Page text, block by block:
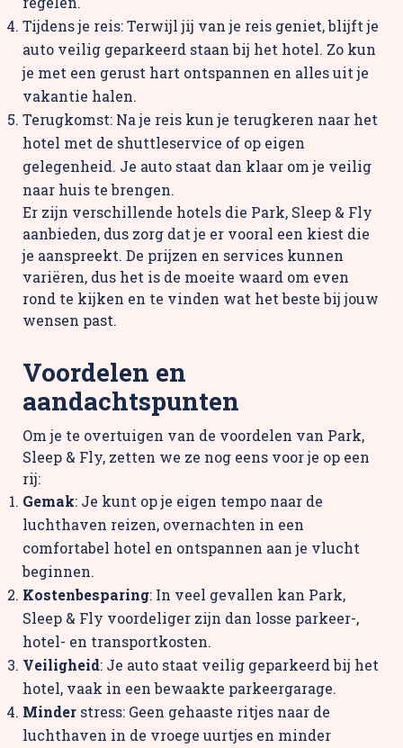
Tijdens je reis: Terwijl jij van je reis geniet, blijft je
auto veilig geparkeerd staan bij het hotel. Zo kun
je met een gerust hart ontspannen en alles uit je
vakantie halen.
Terugkomst: Na je reis kun je terugkeren naar het
hotel met de shuttleservice of op eigen
gelegenheid. Je auto staat dan klaar om je veilig
naar huis te brengen.
Er zijn verschillende hotels die Park, Sleep & Fly
aanbieden, dus zorg dat je er vooral een kiest die
je aanspreekt. De prijzen en services kunnen
variëren, dus het is de moeite waard om even
rond te kijken en te vinden wat het beste bij jouw
wensen past.
Voordelen en
aandachtspunten
Om je te overtuigen van de voordelen van Park,
Sleep & Fly, zetten we ze nog eens voor je op een
rij:
Gemak: Je kunt op je eigen tempo naar de
luchthaven reizen, overnachten in een
comfortabel hotel en ontspannen aan je vlucht
beginnen.
Kostenbesparing: In veel gevallen kan Park,
Sleep & Fly voordeliger zijn dan losse parkeer-,
hotel- en transportkosten.
Veiligheid: Je auto staat veilig geparkeerd bij het
hotel, vaak in een bewaakte parkeergarage.
Minder stress: Geen gehaaste ritjes naar de
luchthaven in de vroege uurtjes en minder